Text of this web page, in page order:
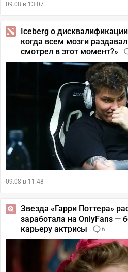
09.08 в 13:07
Iceberg о
когда всем мозги
смотрел в этот момент?»
09.08 в 11:48
Звезда «Гарри Поттера»
заработала на OnlyFans —
карьеру актрисы
6